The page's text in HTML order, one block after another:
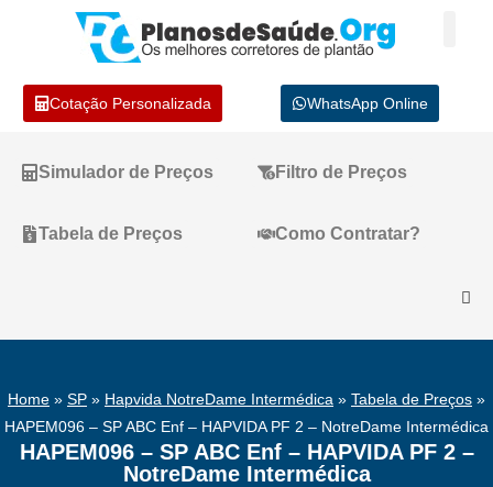
Cotação Personalizada WhatsApp Online
Simulador de Preços Filtro de Preços
Tabela de Preços Como Contratar?
Home » SP » Hapvida NotreDame Intermédica » Tabela de Preços »
HAPEM096 – SP ABC Enf – HAPVIDA PF 2 – NotreDame Intermédica
HAPEM096 – SP ABC Enf – HAPVIDA PF 2 –
NotreDame Intermédica